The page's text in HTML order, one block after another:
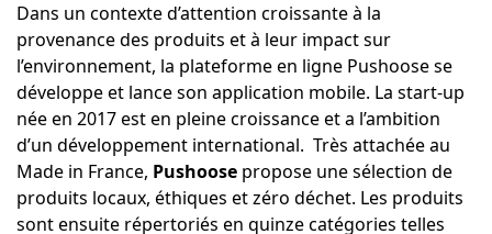
Dans un contexte d’attention croissante à la
provenance des produits et à leur impact sur
l’environnement, la plateforme en ligne Pushoosese
développe et lance son application mobile. La start-up
née en 2017 est en pleine croissance et a l’ambition
d’un développement international. Très attachée au
Made in France, Pushoosepropose une sélection de
produits locaux, éthiques et zéro déchet. Les produits
sont ensuite répertoriés en quinze catégories telles